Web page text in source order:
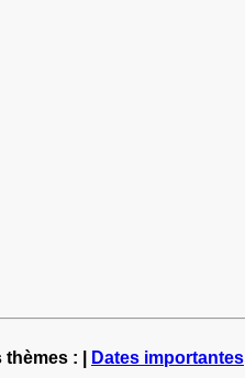
: | Dates importantes